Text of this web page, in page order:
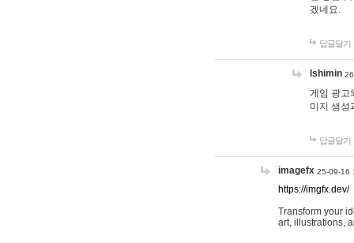
겠네요.
답글달기
lshimin
게임 광고
미지 생성
답글달기
imagefx 25-09-16
https://imgfx.dev/
Transform your
art, illustrations,